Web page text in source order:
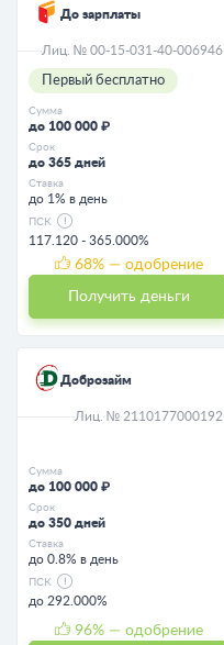
До зарплаты
Лиц. № 00-15-031-40-006946
Первый бесплатно
Сумма
до 100 000 ₽
Срок
до 365 дней
Ставка
до 1% в день
ПСК
117.120 - 365.000%
68% — одобрение
Получить деньги
Доброзайм
Лиц. № 2110177000192
Сумма
до 100 000 ₽
Срок
до 350 дней
Ставка
до 0.8% в день
ПСК
до 292.000%
96% — одобрение